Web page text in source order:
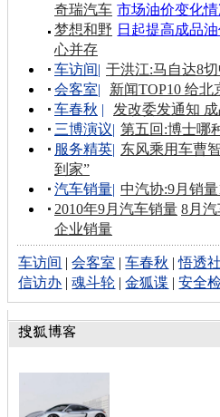
市场油价变化
日起提高成品
奇瑞汽车
梦想和野
心并存
车访间| 于洪江:马自达8
会客室|
新闻TOP10 给
车春秋 |
发改委发通知
三博演议| 第五回:博士哪
服务精英| 东风乘用车曹
到家”
汽车销量| 中汽协:9月销
2010年9月汽车销量 8月
企业销量
车访间 |会客室 |车春秋 |悟透社
信访办 |魂斗轮 |金狐谍 |安全